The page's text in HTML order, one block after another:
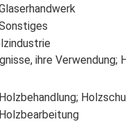
ihre Verwendung;
Holzbehandlung;
Holzbearbeitung